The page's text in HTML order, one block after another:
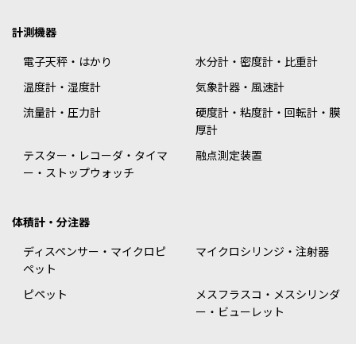
計測機器
電子天秤・はかり
水分計・密度計・比重計
温度計・湿度計
気象計器・風速計
流量計・圧力計
硬度計・粘度計・回転計・膜
厚計
テスター・レコーダ・タイマ
ー・ストップウォッチ
融点測定装置
体積計・分注器
ディスペンサー・マイクロピ
ペット
マイクロシリンジ・注射器
ピペット
メスフラスコ・メスシリンダ
ー・ビューレット